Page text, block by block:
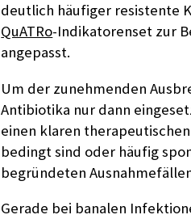
deutlich häufiger resistente
QuATRo-Indikatorenset zur
angepasst.
Um der zunehmenden
Antibiotika nur dann
einen klaren
bedingt sind oder häufig
begründeten
Gerade bei banalen